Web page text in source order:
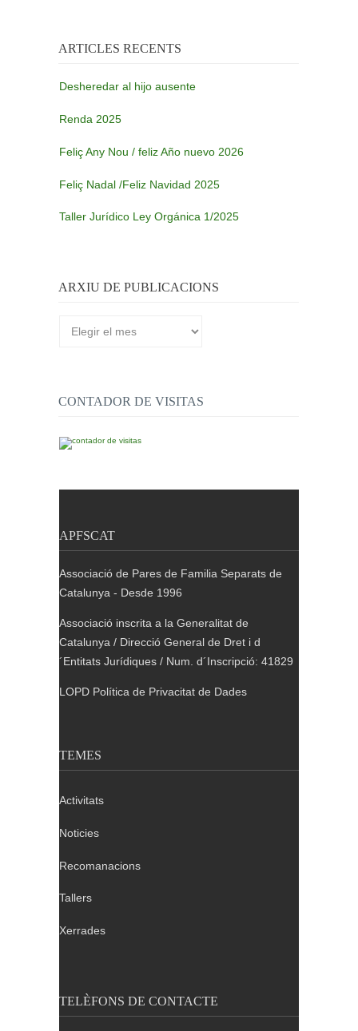
ARTICLES RECENTS
Desheredar al hijo ausente
Renda 2025
Feliç Any Nou / feliz Año nuevo 2026
Feliç Nadal /Feliz Navidad 2025
Taller Jurídico Ley Orgánica 1/2025
ARXIU DE PUBLICACIONS
CONTADOR DE VISITAS
APFSCAT
Associació de Pares de Familia Separats de
Catalunya - Desde 1996
Associació inscrita a la Generalitat de
Catalunya / Direcció General de Dret i d
´Entitats Jurídiques / Num. d´Inscripció: 41829
LOPD Política de Privacitat de Dades
TEMES
Activitats
Noticies
Recomanacions
Tallers
Xerrades
TELÈFONS DE CONTACTE